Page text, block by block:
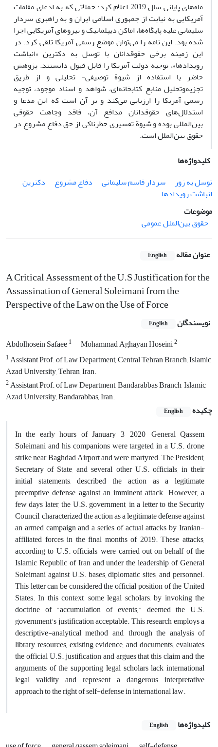
ماه‌های پایانی سال 2019 اعلام کرد؛ حملاتی که به ادعای مقامات
آمریکایی به نیابت از جمهوری اسلامی ایران و به راهبری سردار
سلیمانی علیه پایگاه‌ها، اماکن دیپلماتیک و نیروهای آمریکایی اجرا
شده بود. این نامه را می‌توان موضع رسمی آمریکا تلقی کرد. در
این زمینه برخی حقوقدانان با توسل به دکترین «انباشت
رویدادها»، توجیه دولت آمریکا را قابل‌ قبول دانستند. پژوهش
حاضر با استفاده از شیوة توصیفی- تحلیلی و از طریق
تجزیه‌و‌تحلیل منابع کتابخانه‌ای، شواهد و اسناد موجود، توجیه
رسمی آمریکا را ارزیابی می‌کند و بر آن است که این مدعا و
استدلال‌های حقوقدانان‌ مدافع آن، فاقد وجاهت حقوقی
بین‌المللی بوده و شیوة تفسیری خطرناکی از حق دفاع مشروع در
حقوق بین‌الملل است.
کلیدواژه‌ها
توسل به زور
سردار قاسم ‏سلیمانی دفاع مشروع
دکترین
‏انباشت رویدادها.‏
موضوعات
حقوق بین‌الملل عمومی
عنوان مقاله English
A Critical Assessment of the U.S Justification for the
Assassination of ‎General Soleimani from the
Perspective of the Law on the Use of Force
نویسندگان English
Abdolhosein Safaee1 Mohammad Aghayan Hoseini2
1Assistant Prof. of Law Department, Central Tehran Branch, Islamic
Azad University, Tehran, Iran. ‎
2Assistant Prof. of Law Department, Bandarabbas Branch, Islamic
Azad University, Bandarabbas, ‎Iran. ‎
چکیده
English
In the early hours of January 3, 2020, General Qassem
Soleimani and his companions were targeted in a U.S. drone
strike near Baghdad Airport and were martyred. The President,
Secretary of State, and several other U.S. officials, in their
initial statements, described the action as a legitimate
preemptive defense against an imminent attack. However, a
few days later, the U.S. government, in a letter to the Security
Council, characterized the action as a legitimate defense against
an armed campaign and a series of actual attacks by Iranian-
affiliated forces in the final months of 2019. These attacks,
according to U.S. officials, were carried out on behalf of the
Islamic Republic of Iran and under the leadership of General
Soleimani against U.S. bases, diplomatic sites, and personnel.
This letter can be considered the official position of the United
States. In this context, some legal scholars, by invoking the
doctrine of "accumulation of events," deemed the U.S.
government's justification acceptable. This research employs a
descriptive-analytical method and, through the analysis of
library resources, existing evidence, and documents, evaluates
the official U.S. justification and argues that this claim and the
arguments of the supporting legal scholars lack international
legal validity and represent a dangerous interpretative
approach to the right of self-defense in international law.
کلیدواژه‌ها English